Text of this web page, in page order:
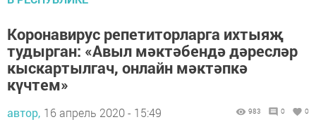
Коронавирус репетиторларга ихтыяҗ
тудырган: «Авыл мәктәбендә дәресләр
кыскартылгач, онлайн мәктәпкә
күчтем»
автор, 16 апрель 2020 - 15:49 983 0 0